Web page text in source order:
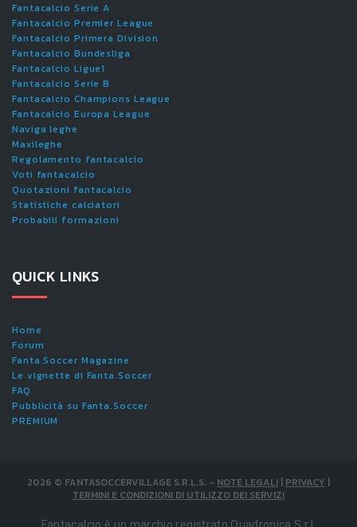
Fantacalcio Serie A
Fantacalcio Premier League
Fantacalcio Primera Division
Fantacalcio Bundesliga
Fantacalcio Ligue1
Fantacalcio Serie B
Fantacalcio Champions League
Fantacalcio Europa League
Naviga leghe
Maxileghe
Regolamento fantacalcio
Voti fantacalcio
Quotazioni fantacalcio
Statistiche calciatori
Probabili formazioni
QUICK LINKS
Home
Forum
Fanta.Soccer Magazine
Le vignette di Fanta.Soccer
FAQ
Pubblicità su Fanta.Soccer
PREMIUM
2026 © FANTASOCCERVILLAGE S.R.L.S. - NOTE LEGALI | PRIVACY |
TERMINI E CONDIZIONI DI UTILIZZO DEI SERVIZI